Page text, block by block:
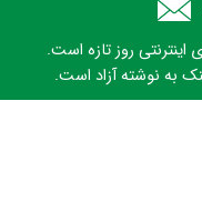
روز تازه است.
به نوشته آزاد است.